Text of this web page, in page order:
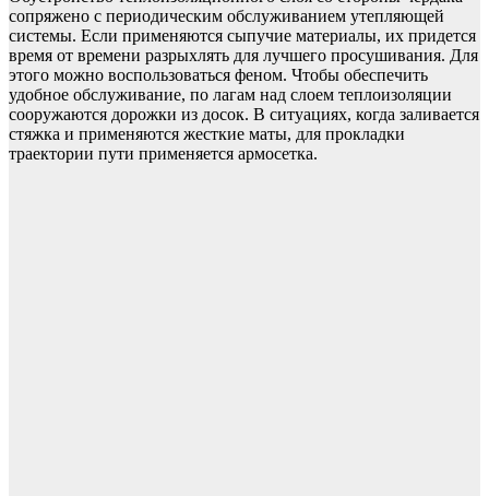
сопряжено с периодическим обслуживанием утепляющей
системы. Если применяются сыпучие материалы, их придется
время от времени разрыхлять для лучшего просушивания. Для
этого можно воспользоваться феном. Чтобы обеспечить
удобное обслуживание, по лагам над слоем теплоизоляции
сооружаются дорожки из досок. В ситуациях, когда заливается
стяжка и применяются жесткие маты, для прокладки
траектории пути применяется армосетка.